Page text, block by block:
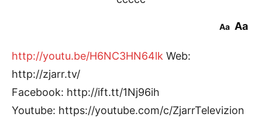
Aa Aa
http://youtu.be/H6NC3HN64lk Web:
http://zjarr.tv/
Facebook: http://ift.tt/1Nj96ih
Youtube: https://youtube.com/c/ZjarrTelevizion